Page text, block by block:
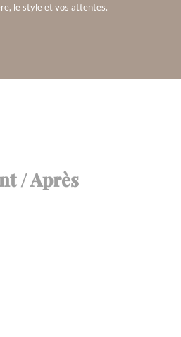
le style et vos attentes.
/ Après